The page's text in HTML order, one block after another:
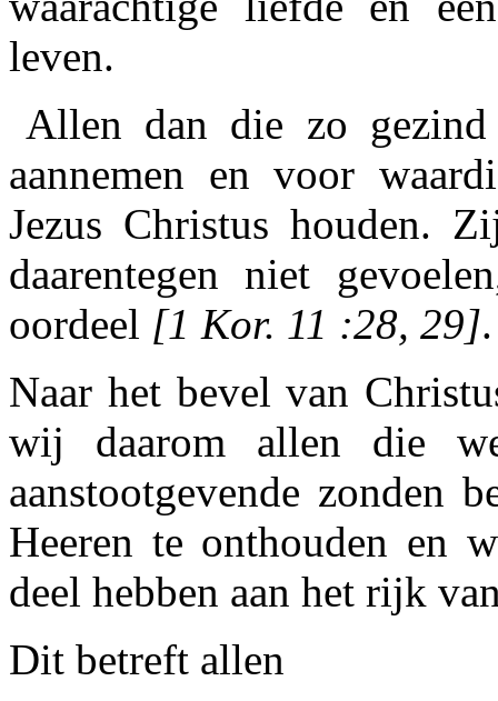
leven.
Allen dan die zo
aannemen en voor
Jezus Christus houden.
daarentegen niet
oordeel [1 Kor. 11 :28, 29].
Naar het bevel van
wij daarom allen die
aanstootgevende zonden
Heeren te onthouden en
deel hebben aan het rijk
Dit betreft allen